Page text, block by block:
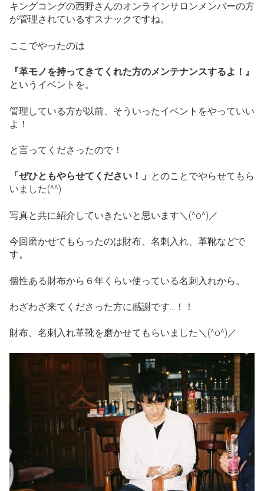
キングコングの西野さんのオンラインサロンメンバーの方
が管理されているすスナックですね。
ここでやったのは
『革モノを持ってきてくれた方のメンテナンスするよ！』
というイベントを。
管理している方が以前、そういったイベントをやっていい
よ！
と言ってくださったので！
「ぜひともやらせてください！」 とのことでやらせてもら
いました(^^)
写真と共に紹介していきたいと思います＼(^o^)／
今回磨かせてもらったのは財布、名刺入れ、革靴などで
す。
個性ある財布から６年くらい使っている名刺入れから。
わざわざ来てくださった方に感謝です…！！
財布、名刺入れ革靴を磨かせてもらいました＼(^o^)／